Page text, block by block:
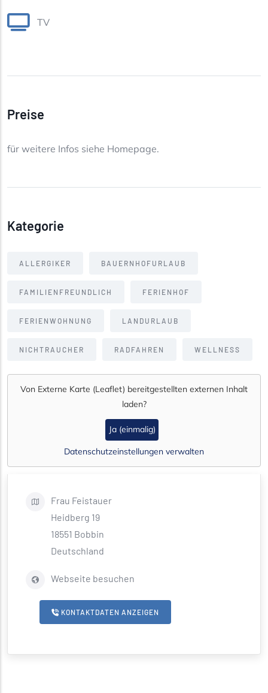
TV
Preise
für weitere Infos siehe Homepage.
Kategorie
ALLERGIKER BAUERNHOFURLAUB
FAMILIENFREUNDLICH FERIENHOF
FERIENWOHNUNG LANDURLAUB
NICHTRAUCHER RADFAHREN WELLNESS
Von Externe Karte (Leaflet) bereitgestellten externen Inhalt
laden?
Ja (einmalig)
Datenschutzeinstellungen verwalten
Frau Feistauer
Heidberg 19
18551 Bobbin
Deutschland
Webseite besuchen
KONTAKTDATEN ANZEIGEN